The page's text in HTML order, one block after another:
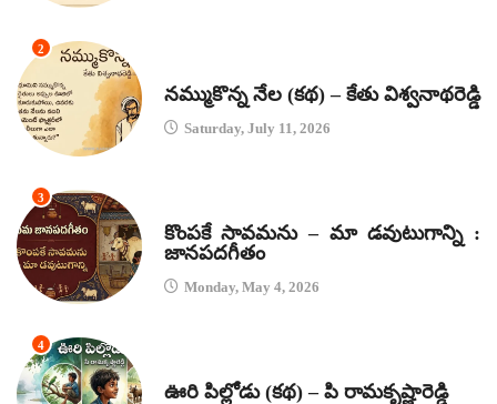
2
నమ్ముకొన్న నేల (కథ) – కేతు విశ్వనాథరెడ్డి
Saturday, July 11, 2026
3
కొంపకే సావమను – మా డవుటుగాన్ని :
జానపదగీతం
Monday, May 4, 2026
4
ఊరి పిల్లోడు (కథ) – పి రామకృష్ణారెడ్డి